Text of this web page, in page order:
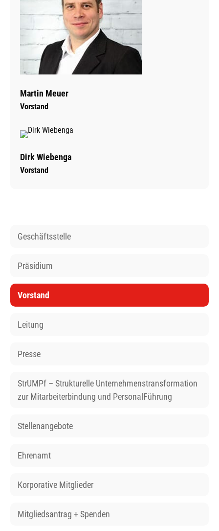
Martin Meuer
Vorstand
Dirk Wiebenga
Vorstand
Geschäftsstelle
Präsidium
Vorstand
Leitung
Presse
StrUMPf – Strukturelle Unternehmenstransformation
zur Mitarbeiterbindung und PersonalFührung
Stellenangebote
Ehrenamt
Korporative Mitglieder
Mitgliedsantrag + Spenden